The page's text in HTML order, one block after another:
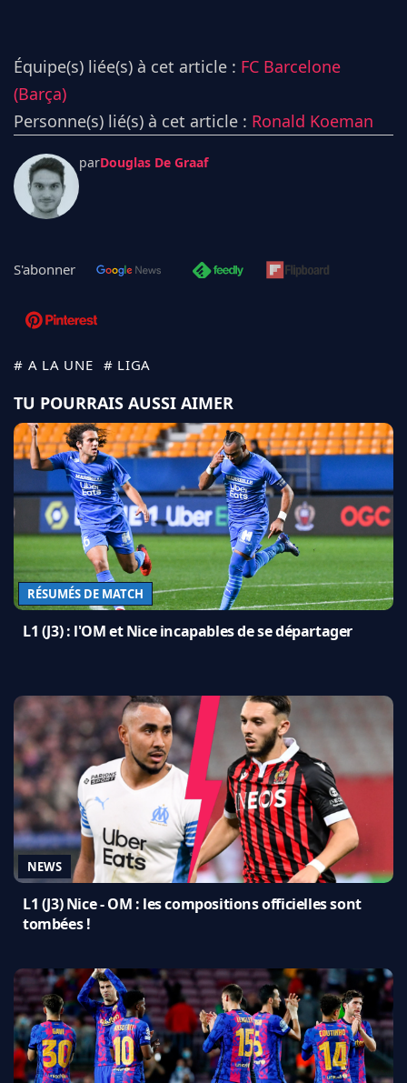
Équipe(s) liée(s) à cet article : FC Barcelone
(Barça)
Personne(s) lié(s) à cet article : Ronald Koeman
parDouglas De Graaf
S'abonner
# A LA UNE # LIGA
TU POURRAIS AUSSI AIMER
RÉSUMÉS DE MATCH
L1 (J3) : l'OM et Nice incapables de se départager
NEWS
L1 (J3) Nice - OM : les compositions officielles sont
tombées !